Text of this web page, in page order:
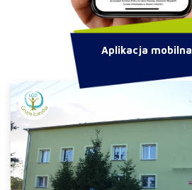
Aplikacja mobilna